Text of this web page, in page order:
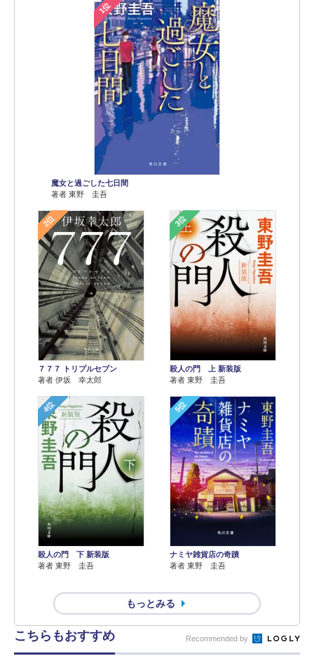
1位
魔女と過ごした七日間
著者 東野 圭吾
2位
７７７ トリプルセブン
著者 伊坂 幸太郎
3位
殺人の門 上 新装版
著者 東野 圭吾
4位
殺人の門 下 新装版
著者 東野 圭吾
5位
ナミヤ雑貨店の奇蹟
著者 東野 圭吾
もっとみる
こちらもおすすめ Recommended by